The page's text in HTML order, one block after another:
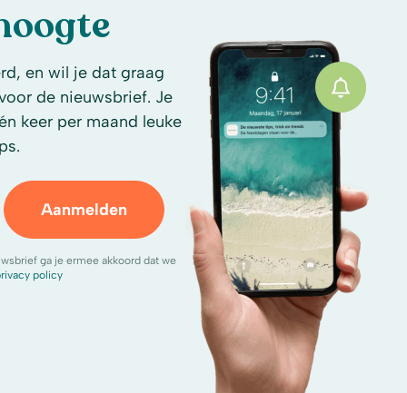
en wil je dat graag
de nieuwsbrief. Je
keer per maand leuke
Aanmelden
ga je ermee akkoord dat we
policy